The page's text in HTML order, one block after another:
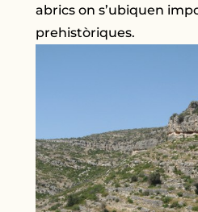
abrics on s’ubiquen
prehistòriques.